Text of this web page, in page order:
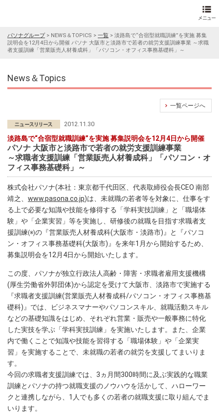
パソナグループ> NEWS＆TOPICS > 一覧 > 淡路島で“合宿型就職訓練”を実施 募集
説明会を12月4日から開催 パソナ 大阪市と淡路市で若者の就労支援訓練事業 ～求職
者支援訓練「営業販売人材養成科」「パソコン・オフィス事務基礎科」～
News＆Topics
一覧ページへ
2012.11.30
淡路島で“合宿型就職訓練”を実施 募集説明会を12月4日から開催
パソナ 大阪市と淡路市で若者の就労支援訓練事業
～求職者支援訓練「営業販売人材養成科」「パソコン・オ
フィス事務基礎科」～
株式会社パソナ(本社：東京都千代田区、代表取締役会長CEO 南部
靖之、 www.pasona.co.jp)は、未就職の若者等を対象に、仕事をす
る上で必要な知識や技能を修得する「学科実技訓練」と「職場体
験」や「企業実習」等を実施し、研修後の就職を目指す求職者支
援訓練(※)の『営業販売人材養成科(大阪市・淡路市)』と『パソコ
ン・オフィス事務基礎科(大阪市)』を来年1月から開始するため、
募集説明会を12月4日から開始いたします。
この度、パソナが独立行政法人高齢・障害・求職者雇用支援機構
(厚生労働省外郭団体)から認定を受けて大阪市、淡路市で実施する
『求職者支援訓練(営業販売人材養成科/パソコン・オフィス事務基
礎科)』では、ビジネスマナーやパソコンスキル、就職活動スキル
などの基礎知識をはじめ、それぞれ営業・販売や一般事務に特化
した実技を学ぶ「学科実技訓練」を実施いたします。また、企業
内で働くことで知識や技能を習得する「職場体験」や「企業実
習」を実施することで、未就職の若者の就労を支援してまいりま
す。
今回の求職者支援訓練では、3ヵ月間300時間に及ぶ実践的な職業
訓練とパソナの持つ就職支援のノウハウを活かして、ハローワー
クと連携しながら、1人でも多くの若者の就職支援に取り組んでま
いります。